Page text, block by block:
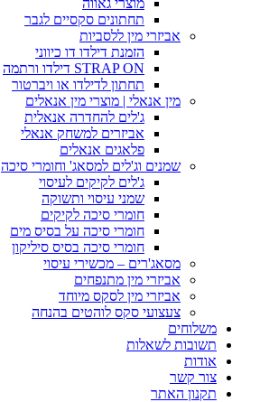
תחתונים סקסיים לגבר
אביזרי מין ללסביות
הזמנת דילדו דו כיווני
STRAP ON דילדו ורתמה
תחתון לדילדו או ויברטור
מין אנאלי | מוצרי מין אנאלים
ג'לים להחדרה אנאלית
אביזרים למשחק אנאלי
פלאגים אנאלים
שמנים וג'לים למסאג' וחומרי סיכה
ג'לים לקיקים לעיסוי
שמני עיסוי ותשוקה
חומרי סיכה לקיקים
חומרי סיכה על בסיס מים
חומרי סיכה בסיס סיליקון
מסאג'רים – מכשירי עיסוי
אביזרי מין מתנפחים
אביזרי מין לסקס מיוחד
צעצועי סקס לוהטים בהנחה
משלוחים
תשובות לשאלות
אודות
צור קשר
תקנון האתר